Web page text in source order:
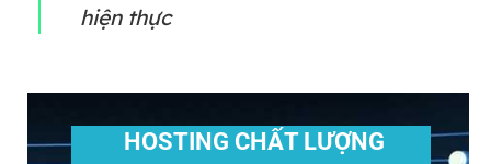
hiện thực
HOSTING CHẤT LƯỢNG